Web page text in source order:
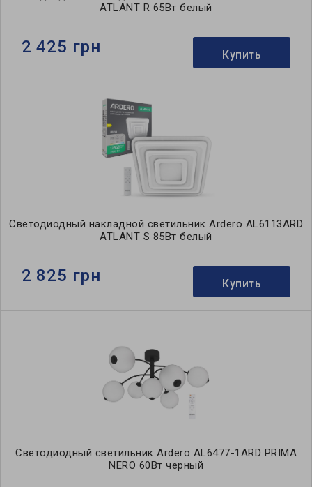
ATLANT R 65Вт белый
2 425 грн Купить
Светодиодный накладной светильник Ardero AL6113ARD
ATLANT S 85Вт белый
2 825 грн Купить
Светодиодный светильник Ardero AL6477-1ARD PRIMA
NERO 60Вт черный